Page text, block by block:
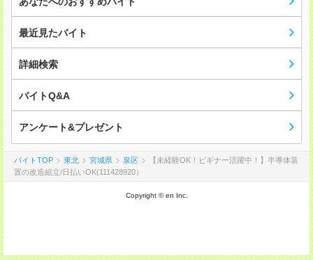
最近見たバイト
詳細検索
バイトQ&A
アンケート&プレゼント
バイトTOP 東北 宮城県 泉区
【未経験OK！ビギナー活躍中！】半導体装
置の改造組立/日払いOK(111428920）
Copyright © en Inc.